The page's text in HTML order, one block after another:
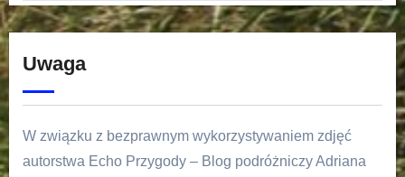
Uwaga
W związku z bezprawnym wykorzystywaniem zdjęć
autorstwa Echo Przygody – Blog podróżniczy Adriana